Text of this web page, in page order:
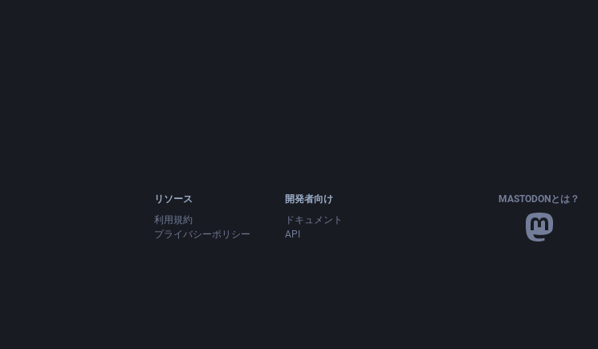
リソース
利用規約
プライバシーポリシー
開発者向け
ドキュメント
API
MASTODONとは？